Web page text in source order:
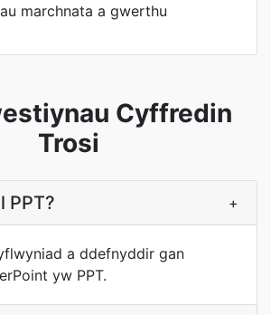
marchnata a gwerthu
Cyffredin
Trosi
PPT? +
a ddefnyddir gan
yw PPT.